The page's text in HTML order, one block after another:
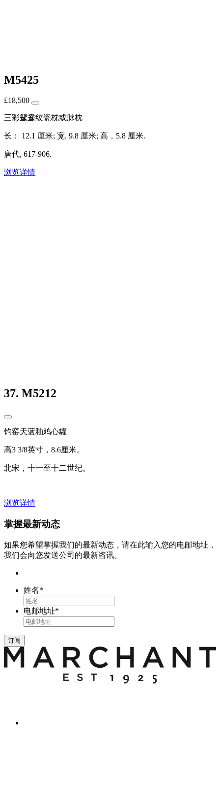
M5425
£18,500
三彩鸳鸯纹瓷枕或脉枕
长： 12.1 厘米; 宽, 9.8 厘米; 高，5.8 厘米.
唐代, 617-906.
浏览详情
37. M5212
钧窑天蓝釉鸡心罐
高3 3/8英寸，8.6厘米。
北宋，十一至十二世纪。
浏览详情
掌握最新动态
如果您希望掌握我们的最新动态，请在此输入您的电邮地址，
我们会向您发送公司的最新咨讯。
姓名*
电邮地址*
订阅